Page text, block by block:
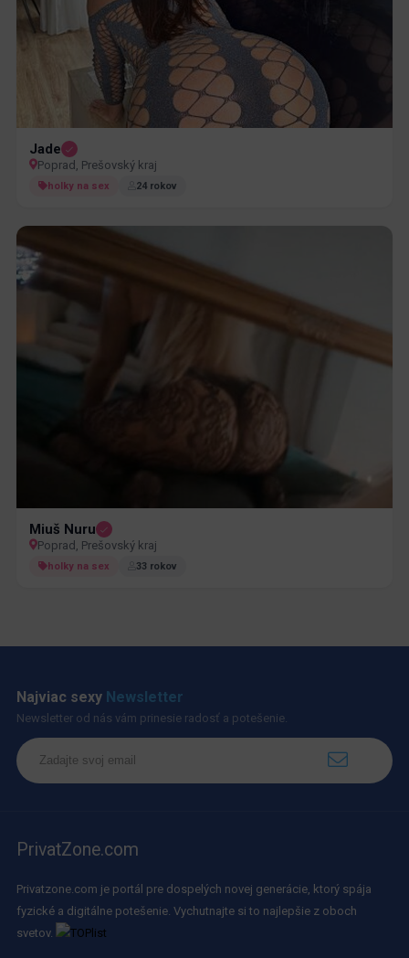
Jade
Poprad, Prešovský kraj
holky na sex 24 rokov
Miuš Nuru
Poprad, Prešovský kraj
holky na sex 33 rokov
Najviac sexy Newsletter
Newsletter od nás vám prinesie radosť a potešenie.
PrivatZone.com
Privatzone.com je portál pre dospelých novej generácie, ktorý spája
fyzické a digitálne potešenie. Vychutnajte si to najlepšie z oboch
svetov.